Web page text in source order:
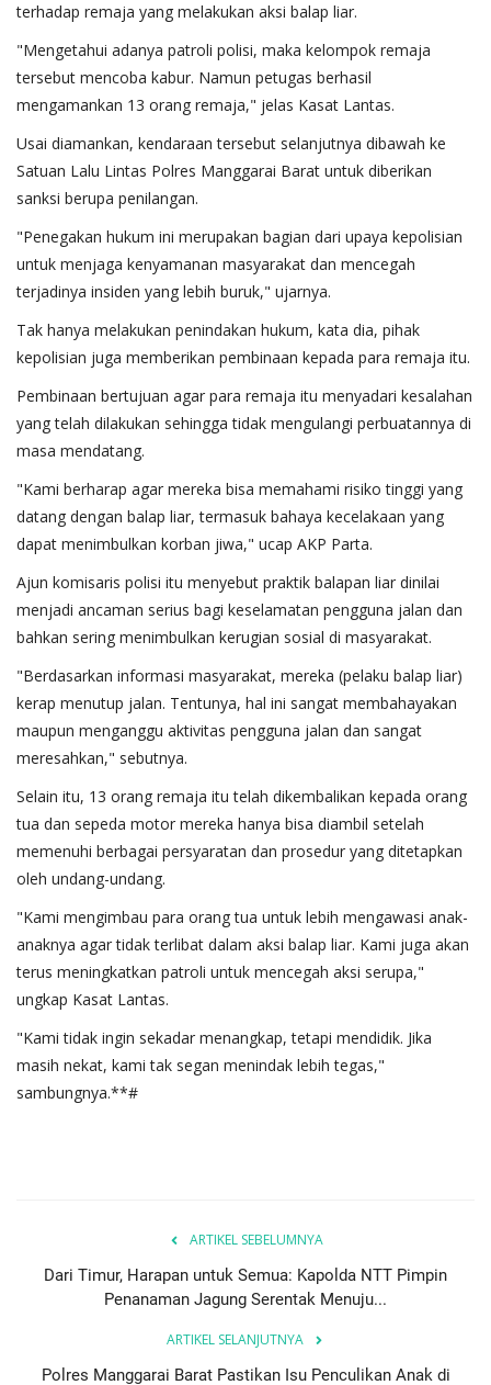
terhadap remaja yang melakukan aksi balap liar.
"Mengetahui adanya patroli polisi, maka kelompok remaja
tersebut mencoba kabur. Namun petugas berhasil
mengamankan 13 orang remaja," jelas Kasat Lantas.
Usai diamankan, kendaraan tersebut selanjutnya dibawah ke
Satuan Lalu Lintas Polres Manggarai Barat untuk diberikan
sanksi berupa penilangan.
"Penegakan hukum ini merupakan bagian dari upaya kepolisian
untuk menjaga kenyamanan masyarakat dan mencegah
terjadinya insiden yang lebih buruk," ujarnya.
Tak hanya melakukan penindakan hukum, kata dia, pihak
kepolisian juga memberikan pembinaan kepada para remaja itu.
Pembinaan bertujuan agar para remaja itu menyadari kesalahan
yang telah dilakukan sehingga tidak mengulangi perbuatannya di
masa mendatang.
"Kami berharap agar mereka bisa memahami risiko tinggi yang
datang dengan balap liar, termasuk bahaya kecelakaan yang
dapat menimbulkan korban jiwa," ucap AKP Parta.
Ajun komisaris polisi itu menyebut praktik balapan liar dinilai
menjadi ancaman serius bagi keselamatan pengguna jalan dan
bahkan sering menimbulkan kerugian sosial di masyarakat.
"Berdasarkan informasi masyarakat, mereka (pelaku balap liar)
kerap menutup jalan. Tentunya, hal ini sangat membahayakan
maupun menganggu aktivitas pengguna jalan dan sangat
meresahkan," sebutnya.
Selain itu, 13 orang remaja itu telah dikembalikan kepada orang
tua dan sepeda motor mereka hanya bisa diambil setelah
memenuhi berbagai persyaratan dan prosedur yang ditetapkan
oleh undang-undang.
"Kami mengimbau para orang tua untuk lebih mengawasi anak-
anaknya agar tidak terlibat dalam aksi balap liar. Kami juga akan
terus meningkatkan patroli untuk mencegah aksi serupa,"
ungkap Kasat Lantas.
"Kami tidak ingin sekadar menangkap, tetapi mendidik. Jika
masih nekat, kami tak segan menindak lebih tegas,"
sambungnya.**#
ARTIKEL SEBELUMNYA
Dari Timur, Harapan untuk Semua: Kapolda NTT Pimpin
Penanaman Jagung Serentak Menuju...
ARTIKEL SELANJUTNYA
Polres Manggarai Barat Pastikan Isu Penculikan Anak di